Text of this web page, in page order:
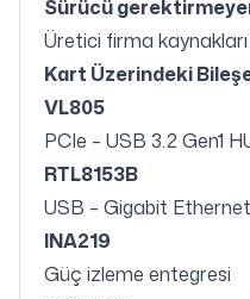
Sürücü
Üretici firma
Kart Üzerindeki
VL805
PCIe – USB 3.2 Gen1
RTL8153B
USB – Gigabit
INA219
Güç izleme entegresi